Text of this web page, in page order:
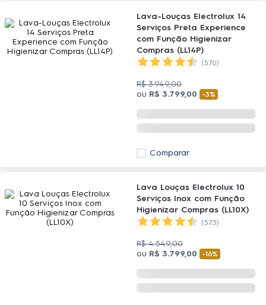
Lava-Louças Electrolux 14
Serviços Preta Experience
com Função Higienizar
Compras (LL14P)
(570)
R$ 3.949,00
ou R$ 3.799,00 -3%
Comparar
Lava Louças Electrolux 10
Serviços Inox com Função
Higienizar Compras (LL10X)
(573)
R$ 4.549,00
ou R$ 3.799,00 -16%